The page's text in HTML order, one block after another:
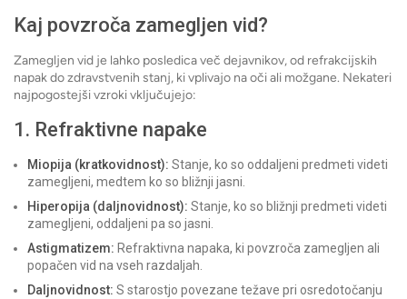
Kaj povzroča zamegljen vid?
Zamegljen vid je lahko posledica več dejavnikov, od refrakcijskih
napak do zdravstvenih stanj, ki vplivajo na oči ali možgane. Nekateri
najpogostejši vzroki vključujejo:
1. Refraktivne napake
Miopija (kratkovidnost): Stanje, ko so oddaljeni predmeti videti
zamegljeni, medtem ko so bližnji jasni.
Hiperopija (daljnovidnost): Stanje, ko so bližnji predmeti videti
zamegljeni, oddaljeni pa so jasni.
Astigmatizem: Refraktivna napaka, ki povzroča zamegljen ali
popačen vid na vseh razdaljah.
Daljnovidnost: S starostjo povezane težave pri osredotočanju